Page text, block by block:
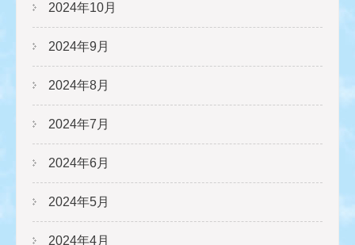
2024年10月
2024年9月
2024年8月
2024年7月
2024年6月
2024年5月
2024年4月